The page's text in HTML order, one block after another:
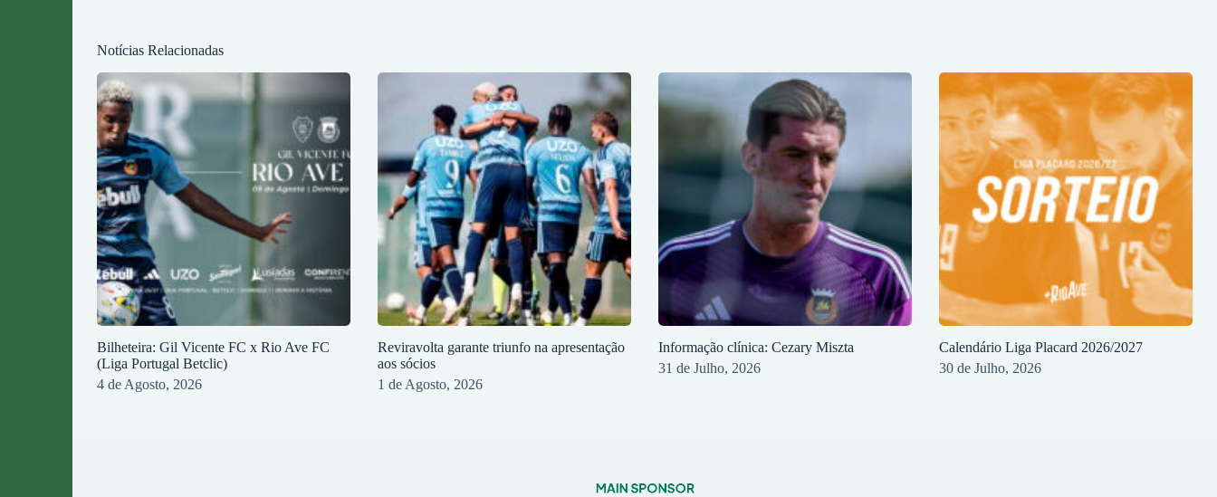
Notícias Relacionadas
Bilheteira: Gil Vicente FC x Rio Ave FC
(Liga Portugal Betclic)
4 de Agosto, 2026
Reviravolta garante triunfo na apresentação
aos sócios
1 de Agosto, 2026
Informação clínica: Cezary Miszta
31 de Julho, 2026
Calendário Liga Placard 2026/2027
30 de Julho, 2026